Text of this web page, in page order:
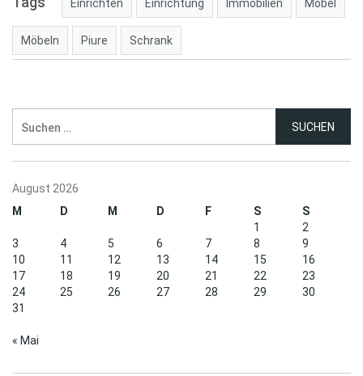
Einrichten Einrichtung Immobilien Möbel
Möbeln Piure Schrank
nach:
August 2026
M
D M D F S
S
1
2
3
4 5 6 7 8
9
10
11 12 13 14 15
16
17
18 19 20 21 22
23
24
25 26 27 28 29
30
31
« Mai